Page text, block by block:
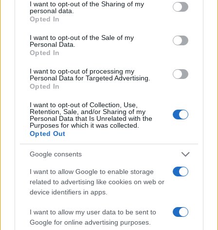
not limited to your visit or usage behaviour. You may click to
grant or deny consent to Google and its third-party tags to
use your data for below specified purposes in below Google
consent section.
I want to opt-out of the Sharing of my
personal data.
Opted In
I want to opt-out of the Sale of my
Personal Data.
Opted In
I want to opt-out of processing my
Personal Data for Targeted Advertising.
Opted In
I want to opt-out of Collection, Use,
Retention, Sale, and/or Sharing of my
Personal Data that Is Unrelated with the
Purposes for which it was collected.
Opted Out
Google consents
I want to allow Google to enable storage
related to advertising like cookies on web or
device identifiers in apps.
I want to allow my user data to be sent to
Google for online advertising purposes.
Condividi l'articolo
F
a
ce
b
o
o
k
T
w
it
te
r
n
re
h
s
p
p
h
re
Prossimo articolo
NOTIZIE RECENTI
Incendio nella notte a Olbia, a fuoco due furgoni
A fuoco un deposito con bombole, intervento dei
vigili del fuoco a Rudalza
Ristorante distrutto dalle fiamme a La